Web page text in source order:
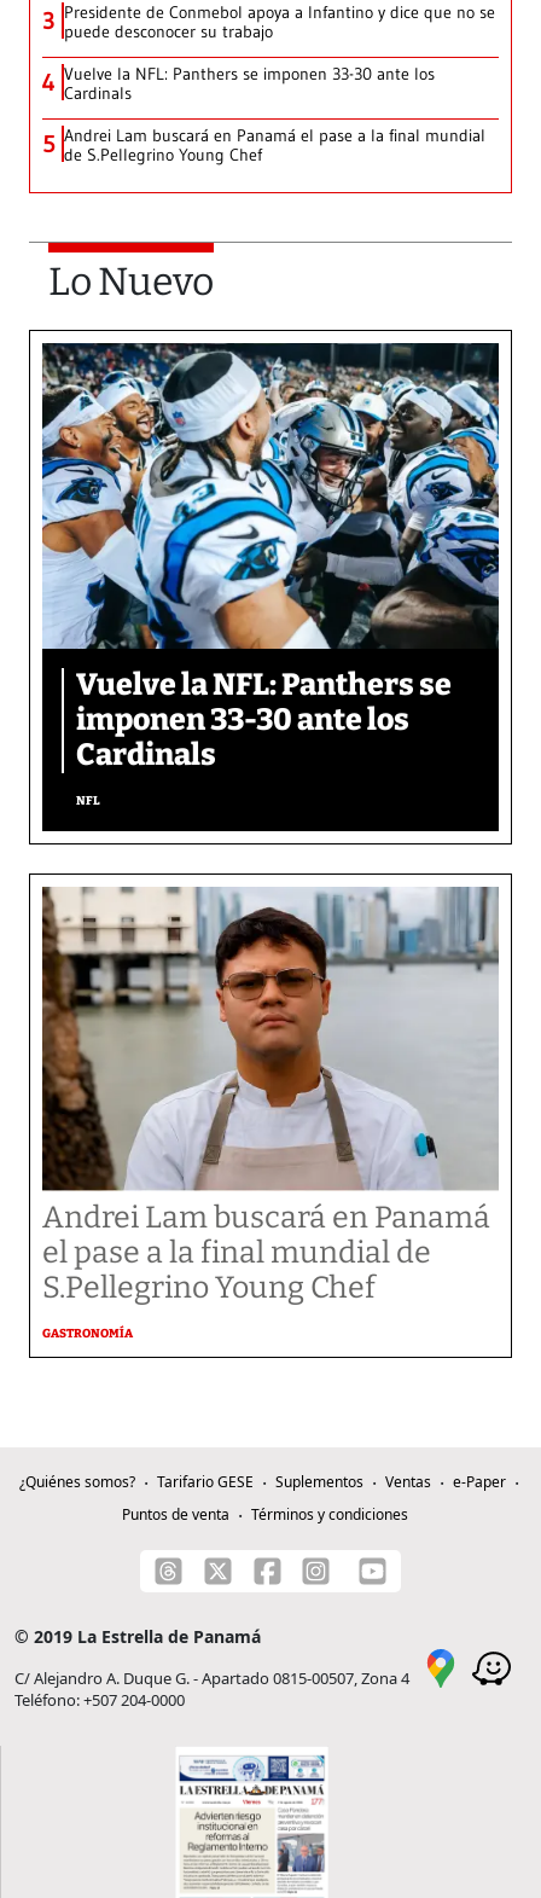
3 Presidente de Conmebol apoya a Infantino y dice que no se
puede desconocer su trabajo
4 Vuelve la NFL: Panthers se imponen 33-30 ante los
Cardinals
5 Andrei Lam buscará en Panamá el pase a la final mundial
de S.Pellegrino Young Chef
Lo Nuevo
Vuelve la NFL: Panthers se
imponen 33-30 ante los
Cardinals
NFL
Andrei Lam buscará en Panamá
el pase a la final mundial de
S.Pellegrino Young Chef
GASTRONOMÍA
¿Quiénes somos? Tarifario GESE Suplementos Ventas
e-Paper
Puntos de venta
Términos y condiciones
© 2019 La Estrella de Panamá
C/ Alejandro A. Duque G. - Apartado 0815-00507, Zona 4
Teléfono: +507 204-0000